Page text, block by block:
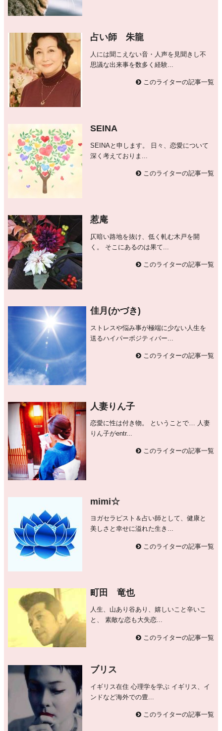
占い師 朱龍
人には聞こえない音・人声を見聞きし不
思議な出来事を数多く経験...
このライターの記事一覧
SEINA
SEINAと申します。 日々、恋愛について
深く考えておりま...
このライターの記事一覧
惹庵
仄暗い路地を抜け、低く軋む木戸を開
く。 そこにあるのは果て...
このライターの記事一覧
佳月(かづき)
ストレスや悩み事が極端に少ない人生を
送るハイパーボジティバー...
このライターの記事一覧
人妻りん子
恋愛に性は付き物。 ということで… 人妻
りん子がentr...
このライターの記事一覧
mimi☆
ヨガセラピスト＆占い師として、健康と
美しさと幸せに溢れた生き...
このライターの記事一覧
町田 竜也
人生、山あり谷あり、嬉しいこと辛いこ
と、 素敵な恋も大失恋...
このライターの記事一覧
ブリス
イギリス在住 心理学を学ぶ イギリス、イ
ンドなど海外での豊...
このライターの記事一覧